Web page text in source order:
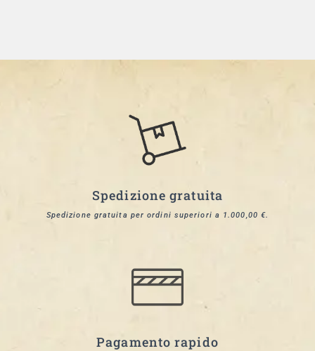
Spedizione gratuita
Spedizione gratuita per ordini superiori a 1.000,00 €.
Pagamento rapido